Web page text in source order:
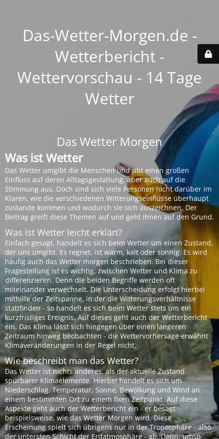
Das-Wetter-Morgen.de -
Wetterbericht -
Wettervorschau - 14 Tage
Wetter
Das Wetter Morgen
Was ist Wetter
Das Wetter umgibt die Menschen und übt einen großen
Einfluss auf deren Alltagsgestaltung, aber auch auf die
Stimmung aus. Doch sind sich viele Personen nicht darüber im
Klaren, wie die verschiedenen Witterungseinflüsse überhaupt
zustande kommen und wodurch sie sich auszeichnen. Der
Beitrag greift diese Themen auf und geht ihnen auf den Grund.
Was ist Wetter leicht erklärt?
Einfach gesagt, handelt es sich beim Wetter um einen Zustand,
der uns umgibt. Es regnet, ist warm, kalt oder sonnig. Es wird
häufig auch das Wetter morgen beschrieben. Bei dieser
Fragestellung ist es wichtig, zwischen Wetter und Klima zu
differenzieren. Denn die beiden Begriffe werden oft
miteinander verwechselt. Die Unterscheidung erfolgt hierbei
mithilfe der Zeitspanne, in der die Witterungsverhältnisse
stattfinden - so handelt es sich beim Wetter stets um ein
kurzfristiges Ereignis. Auf dieses geht auch der Wetterbericht
ein. Das Klima lässt sich hingegen über einen längeren
Zeitraum hinweg beobachten - die Wettervorhersage erwähnt
Klimaveränderungen in der Regel nicht.
Wie beschreibt man das Wetter?
Das Wetter ist nichts anderes, als der aktuelle Zustand
spürbarer Klimaelemente. Hierbei handelt es sich um
Niederschlag, Temperatur, Sonne, Bewölkung und Wind an
einem bestimmten Ort zu einem fixen Zeitpunkt. Auf diese
Aspekte geht auch der Wetterbericht ein - er besagt
beispielsweise, wie das Wetter Morgen wird. Diese
Erscheinung spielt sich übrigens nur in der Troposphäre - also
der untersten Schicht der Erdatmosphäre - ab. Denn: umso